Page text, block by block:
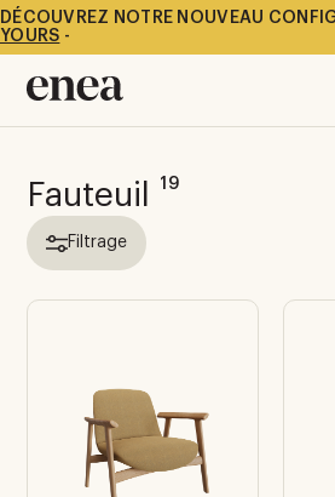
DÉCOUVREZ NOTRE NOUVEAU
YOURS -
Fauteuil 19
Filtrage